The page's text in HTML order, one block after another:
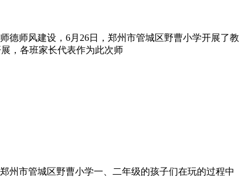
德师风建设，6月26日，郑州市管城区野曹小学开展了教
，各班家长代表作为此次师
州市管城区野曹小学一、二年级的孩子们在玩的过程中